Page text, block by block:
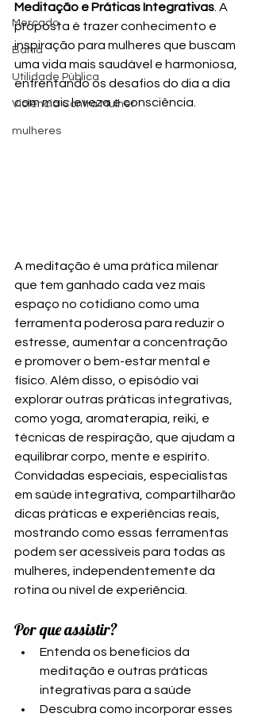
Mercado
Bahia
Utilidade Pública
Violência Contra Mulher
mulheres
Meditação e Práticas Integrativas . A
proposta é trazer conhecimento e
inspiração para mulheres que buscam
uma vida mais saudável e harmoniosa,
enfrentando os desafios do dia a dia
com mais leveza e consciência.
A meditação é uma prática milenar
que tem ganhado cada vez mais
espaço no cotidiano como uma
ferramenta poderosa para reduzir o
estresse, aumentar a concentração
e promover o bem-estar mental e
físico. Além disso, o episódio vai
explorar outras práticas integrativas,
como yoga, aromaterapia, reiki, e
técnicas de respiração, que ajudam a
equilibrar corpo, mente e espírito.
Convidadas especiais, especialistas
em saúde integrativa, compartilharão
dicas práticas e experiências reais,
mostrando como essas ferramentas
podem ser acessíveis para todas as
mulheres, independentemente da
rotina ou nível de experiência.
Por que assistir?
Entenda os benefícios da
meditação e outras práticas
integrativas para a saúde
Descubra como incorporar esses